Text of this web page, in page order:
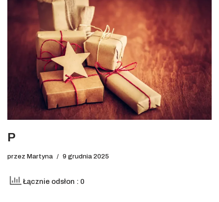
P
przez Martyna 9 grudnia 2025
Łącznie odsłon : 0